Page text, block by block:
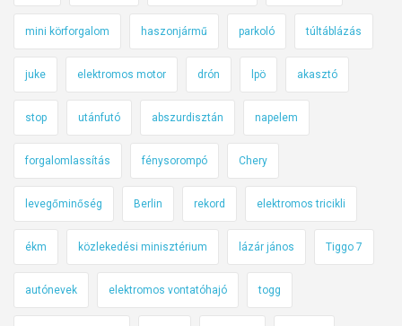
mini körforgalom haszonjármű parkoló túltáblázás
juke elektromos motor drón lpö akasztó
stop utánfutó abszurdisztán napelem
forgalomlassítás fénysorompó Chery
levegőminőség Berlin rekord elektromos tricikli
ékm közlekedési minisztérium lázár jános Tiggo 7
autónevek elektromos vontatóhajó togg